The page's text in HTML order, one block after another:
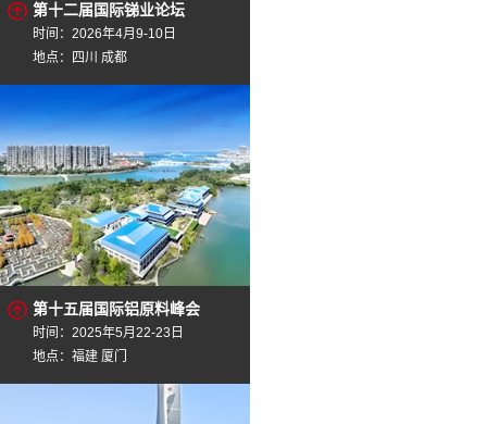
第十二届国际锑业论坛
时间：2026年4月9-10日
地点：四川 成都
第十五届国际铝原料峰会
时间：2025年5月22-23日
地点：福建 厦门